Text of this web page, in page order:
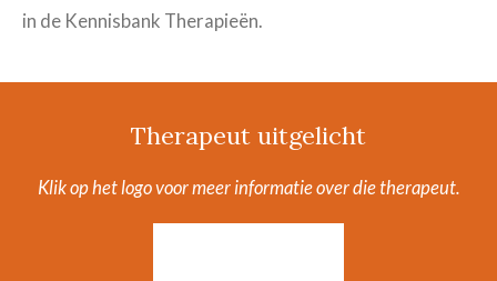
in de Kennisbank Therapieën.
Therapeut uitgelicht
Klik op het logo voor meer informatie over die therapeut.